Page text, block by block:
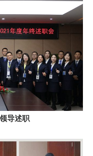
导述职